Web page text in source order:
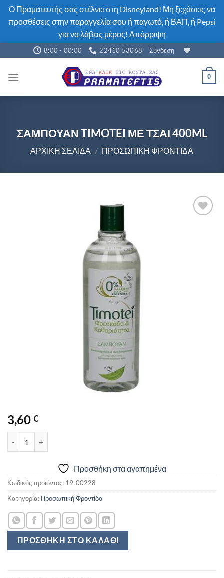
Ο Πραματευτής σας στέλνει στη Disneyland! Μη ξεχάσεις να
προσθέσεις στην παραγγελία σου ή παγωτό, ή ΒΑΠ, ή Pepsi
για να λάβεις μέρος! Απόρριψη
Μετάβαση
στο
περιεχόμενο
8:00 - 00:00 22410 53068 Σύνδεση
0
ΣΑΜΠΟΥΑΝ TIMOTEI ΜΕ ΤΣΑΙ 400ML
ΑΡΧΙΚΉ ΣΕΛΊΔΑ / ΠΡΟΣΩΠΙΚΉ ΦΡΟΝΤΊΔΑ
3,60 €
ΠΡΟΣΘΉΚΗ ΣΤΟ ΚΑΛΆΘΙ
Προσθήκη στα αγαπημένα
Κωδικός προϊόντος: 19-00228
Κατηγορία: Προσωπική Φροντίδα